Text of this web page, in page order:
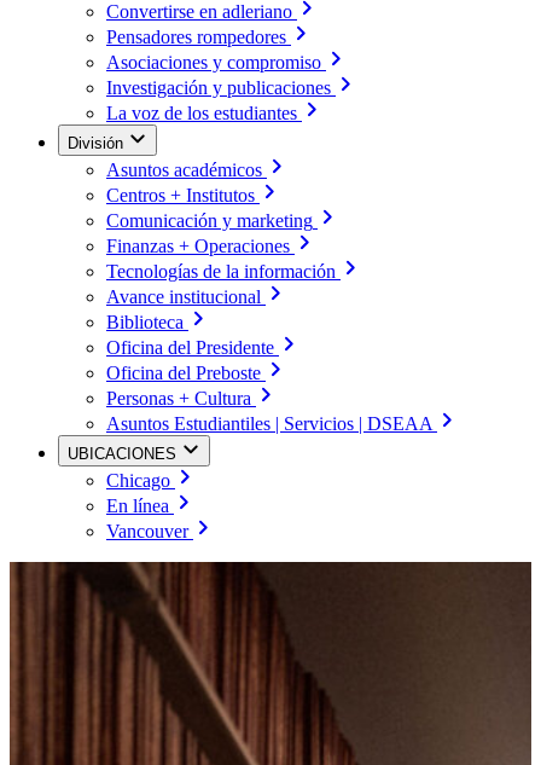
Convertirse en adleriano
Pensadores rompedores
Asociaciones y compromiso
Investigación y publicaciones
La voz de los estudiantes
División
Asuntos académicos
Centros + Institutos
Comunicación y marketing
Finanzas + Operaciones
Tecnologías de la información
Avance institucional
Biblioteca
Oficina del Presidente
Oficina del Preboste
Personas + Cultura
Asuntos Estudiantiles | Servicios | DSEAA
UBICACIONES
Chicago
En línea
Vancouver